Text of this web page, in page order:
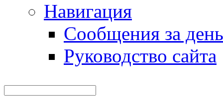
Навигация
Сообщения за день
Руководство сайта